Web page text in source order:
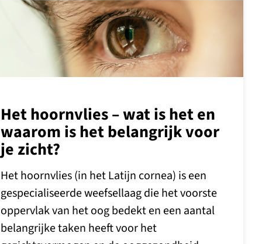
Het hoornvlies – wat is het en
waarom is het belangrijk voor
je zicht?
Het hoornvlies (in het Latijn cornea) is een
gespecialiseerde weefsellaag die het voorste
oppervlak van het oog bedekt en een aantal
belangrijke taken heeft voor het